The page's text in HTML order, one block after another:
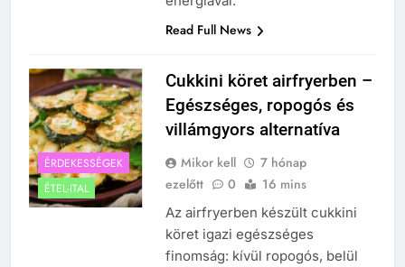
Read Full News
ÉRDEKESSÉGEK
ÉTEL-ITAL
Cukkini köret airfryerben –
Egészséges, ropogós és
villámgyors alternatíva
Mikor kell
7 hónap
ezelőtt
0 16 mins
Az airfryerben készült cukkini
köret igazi egészséges
finomság: kívül ropogós, belül